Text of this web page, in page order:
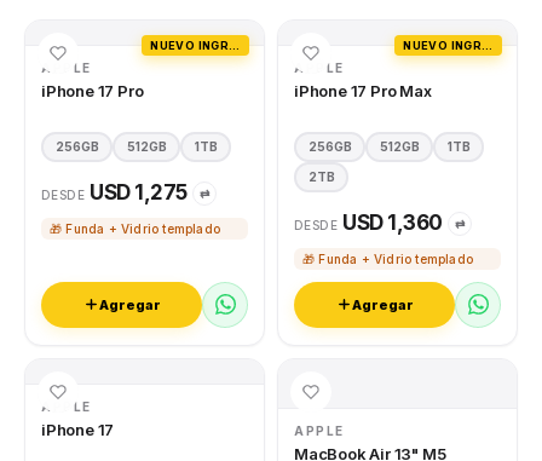
APPLE
iPhone 17 Pro
256GB 512GB 1TB
DESDE USD 1,275 ⇄
🎁 Funda + Vidrio templado
Agregar
APPLE
iPhone 17 Pro Max
256GB 512GB 1TB
2TB
DESDE USD 1,360 ⇄
🎁 Funda + Vidrio templado
Agregar
APPLE
iPhone 17 APPLE
MacBook Air 13" M5